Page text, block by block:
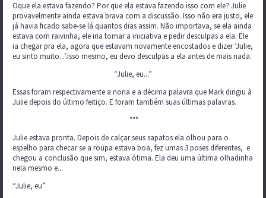
Oque ela estava fazendo? Por que ela estava fazendo isso com ele? Julie
provavelmente ainda estava brava com a discussão. Isso não era justo, ele
já havia ficado sabe-se lá quantos dias assim. Não importava, se ela ainda
estava com raivinha, ele iria tomar a iniciativa e pedir desculpas a ela. Ele
ia chegar pra ela, agora que estavam novamente encostados e dizer ‘Julie,
eu sinto muito...’.Isso mesmo, eu devo desculpas a ela antes de mais nada.
“Julie, eu...”
Essas foram respectivamente a nona e a décima palavra que Mark dirigiu à
Julie depois do último feitiço. E foram também suas últimas palavras.
***
Julie estava pronta. Depois de calçar seus sapatos ela olhou para o
espelho para checar se a roupa estava boa, fez umas 3 poses diferentes, e
chegou a conclusão que sim, estava ótima. Ela deu uma última olhadinha
nela mesmo e...
“Julie, eu”